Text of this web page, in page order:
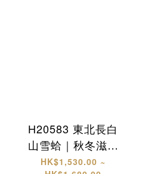
H20583 東北長白
山雪蛤｜秋冬滋補
啱晒
HK$1,530.00 ~